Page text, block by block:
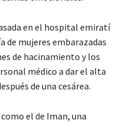
en el hospital emiratí
de mujeres embarazadas
de hacinamiento y los
médico a dar el alta
de una cesárea.
el de Iman, una